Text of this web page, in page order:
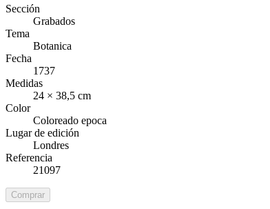
Sección
Grabados
Tema
Botanica
Fecha
1737
Medidas
24 × 38,5 cm
Color
Coloreado epoca
Lugar de edición
Londres
Referencia
21097
Comprar